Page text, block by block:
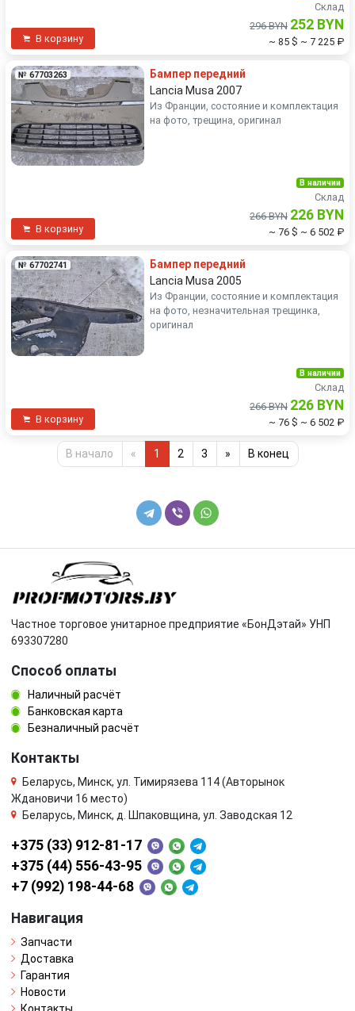
В корзину
Склад
296 BYN 252 BYN
~ 85 $ ~ 7 225 ₽
№ 67703263
Бампер передний
Lancia Musa 2007
Из Франции, состояние и комплектация
на фото, трещина, оригинал
В корзину
В наличии
Склад
266 BYN 226 BYN
~ 76 $ ~ 6 502 ₽
№ 67702741
Бампер передний
Lancia Musa 2005
Из Франции, состояние и комплектация
на фото, незначительная трещинка,
оригинал
В корзину
В наличии
Склад
266 BYN 226 BYN
~ 76 $ ~ 6 502 ₽
В начало « 1 2 3 » В конец
Частное торговое унитарное предприятие «БонДэтай» УНП
693307280
Способ оплаты
Наличный расчёт
Банковская карта
Безналичный расчёт
Контакты
Беларусь, Минск, ул. Тимирязева 114 (Авторынок
Ждановичи 16 место)
Беларусь, Минск, д. Шпаковщина, ул. Заводская 12
+375 (33) 912-81-17
+375 (44) 556-43-95
+7 (992) 198-44-68
Навигация
Запчасти
Доставка
Гарантия
Новости